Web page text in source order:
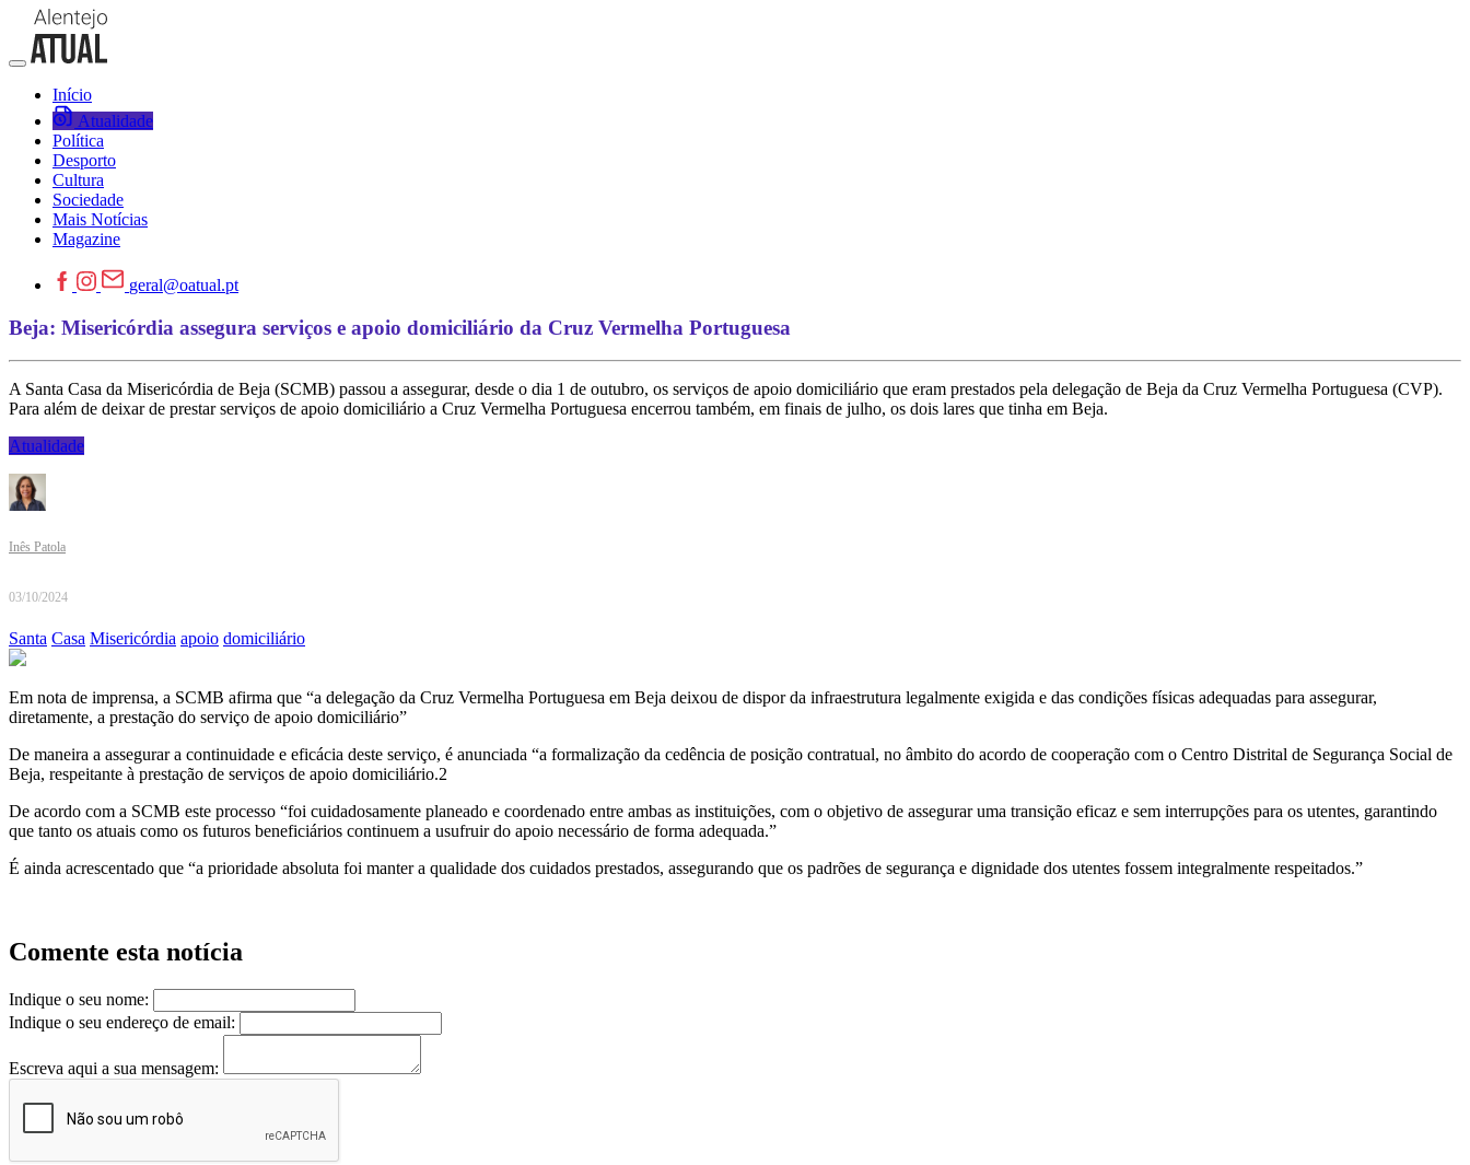
Início
Atualidade
Política
Desporto
Cultura
Sociedade
Mais Notícias
Magazine
geral@oatual.pt
Beja: Misericórdia assegura serviços e apoio domiciliário da Cruz Vermelha Portuguesa
A Santa Casa da Misericórdia de Beja (SCMB) passou a assegurar, desde o dia 1 de outubro, os serviços de apoio domiciliário que eram prestados pela delegação de Beja da Cruz Vermelha Portuguesa (CVP).
Para além de deixar de prestar serviços de apoio domiciliário a Cruz Vermelha Portuguesa encerrou também, em finais de julho, os dois lares que tinha em Beja.
Atualidade
Inês Patola
03/10/2024
Santa Casa Misericórdia apoio domiciliário
Em nota de imprensa, a SCMB afirma que “a delegação da Cruz Vermelha Portuguesa em Beja deixou de dispor da infraestrutura legalmente exigida e das condições físicas adequadas para assegurar,
diretamente, a prestação do serviço de apoio domiciliário”
De maneira a assegurar a continuidade e eficácia deste serviço, é anunciada “a formalização da cedência de posição contratual, no âmbito do acordo de cooperação com o Centro Distrital de Segurança Social de
Beja, respeitante à prestação de serviços de apoio domiciliário.2
De acordo com a SCMB este processo “foi cuidadosamente planeado e coordenado entre ambas as instituições, com o objetivo de assegurar uma transição eficaz e sem interrupções para os utentes, garantindo
que tanto os atuais como os futuros beneficiários continuem a usufruir do apoio necessário de forma adequada.”
É ainda acrescentado que “a prioridade absoluta foi manter a qualidade dos cuidados prestados, assegurando que os padrões de segurança e dignidade dos utentes fossem integralmente respeitados.”
Comente esta notícia
Indique o seu nome:
Indique o seu endereço de email:
Escreva aqui a sua mensagem: